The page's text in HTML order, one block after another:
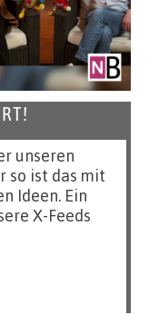
unseren
so ist das mit
Ideen. Ein
X-Feeds